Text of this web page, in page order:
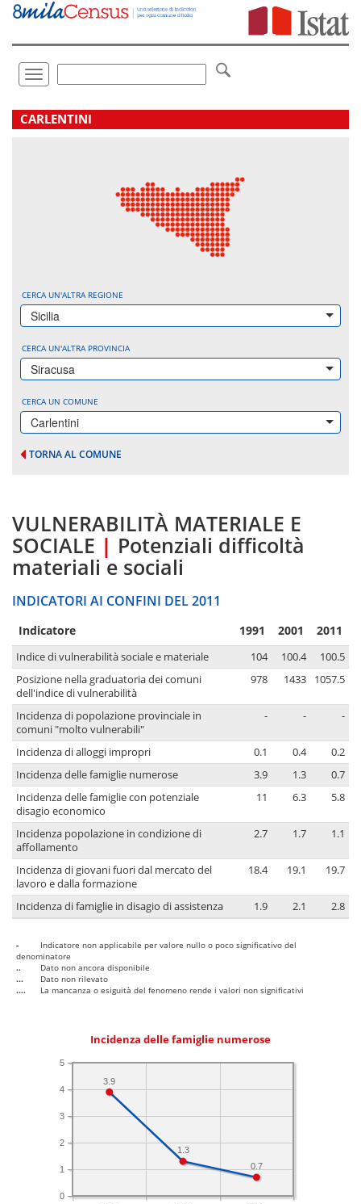
Vai
direttamente
Toggle
navigation
.
CARLENTINI
CERCA UN'ALTRA REGIONE
Sicilia
CERCA UN'ALTRA PROVINCIA
Siracusa
CERCA UN COMUNE
Carlentini
TORNA AL COMUNE
VULNERABILITÀ MATERIALE E
SOCIALE | Potenziali difficoltà
materiali e sociali
INDICATORI AI CONFINI DEL 2011
Indicatore 1991 2001 2011
Indice di vulnerabilità sociale e materiale 104 100.4
100.5
Posizione nella graduatoria dei comuni
dell'indice di vulnerabilità
978 1433 1057.5
Incidenza di popolazione provinciale in
comuni "molto vulnerabili"
- - -
Incidenza di alloggi impropri 0.1 0.4
0.2
Incidenza delle famiglie numerose
3.9 1.3
0.7
Incidenza delle famiglie con potenziale
disagio economico
11 6.3 5.8
Incidenza popolazione in condizione di
affollamento
2.7 1.7 1.1
Incidenza di giovani fuori dal mercato del
lavoro e dalla formazione
18.4 19.1 19.7
Incidenza di famiglie in disagio di assistenza 1.9 2.1 2.8
-
Indicatore non applicabile per valore nullo o poco significativo del
denominatore
..
Dato non ancora disponibile
...
Dato non rilevato
....
La mancanza o esiguità del fenomeno rende i valori non significativi
Incidenza delle famiglie numerose
0
1
2
3
4
5
0.7
1.3
3.9